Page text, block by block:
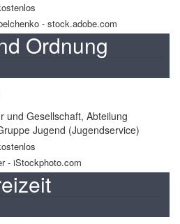
- stock.adobe.com
Ordnung
und Gesellschaft, Abteilung
Jugend (Jugendservice)
- iStockphoto.com